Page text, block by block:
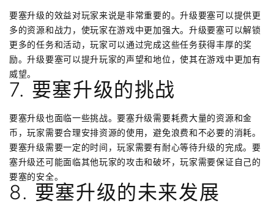
要塞升级的效益对玩家来说是非常重要的。升级要塞可以提供更
多的资源和战力，使玩家在游戏中更加强大。升级要塞可以解锁
更多的任务和活动，玩家可以通过完成这些任务获得丰厚的奖
励。升级要塞可以提升玩家的声望和地位，使其在游戏中更加有
威望。
7. 要塞升级的挑战
要塞升级也面临一些挑战。要塞升级需要耗费大量的资源和金
币，玩家需要合理安排资源的使用，避免浪费和不必要的消耗。
要塞升级需要一定的时间，玩家需要有耐心等待升级的完成。要
塞升级还可能面临其他玩家的攻击和破坏，玩家需要保证自己的
要塞的安全。
8. 要塞升级的未来发展